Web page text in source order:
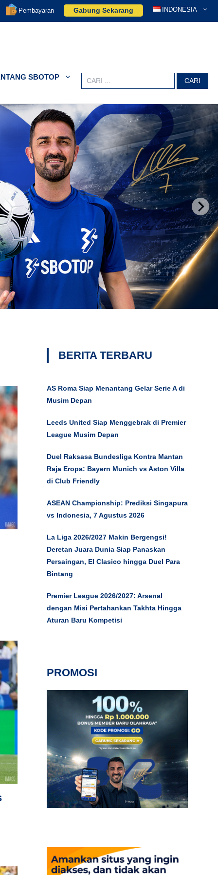
Pembayaran Gabung Sekarang INDONESIA
SBOTOP
Search
for:
BERITA TERBARU
AS Roma Siap Menantang Gelar Serie A di
Musim Depan
Leeds United Siap Menggebrak di Premier
League Musim Depan
Duel Raksasa Bundesliga Kontra Mantan
Raja Eropa: Bayern Munich vs Aston Villa
di Club Friendly
ASEAN Championship: Prediksi Singapura
vs Indonesia, 7 Agustus 2026
La Liga 2026/2027 Makin Bergengsi!
Deretan Juara Dunia Siap Panaskan
Persaingan, El Clasico hingga Duel Para
Bintang
Premier League 2026/2027: Arsenal
dengan Misi Pertahankan Takhta Hingga
Aturan Baru Kompetisi
PROMOSI